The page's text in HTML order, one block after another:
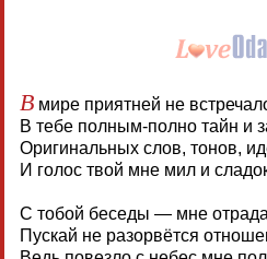
Вмире приятней не
В тебе полным-полно тайн и
Оригинальных слов, тонов,
И голос твой мне мил и
С тобой беседы — мне
Пускай не разорвётся